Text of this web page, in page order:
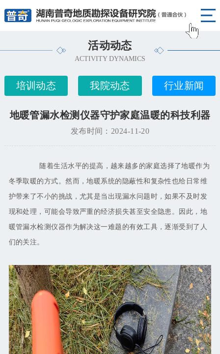
活动动态
ACTIVITY DYNAMICS
培训动态 我院动态 行业新闻
地暖管漏水检测仪器守护家庭温暖的科技利器
发布时间：2024-11-20
随着生活水平的提高，越来越多的家庭选择了地暖作为
冬季取暖的方式。然而，地暖系统的隐蔽性和复杂性也给日常维
护带来了不小的挑战，尤其是当出现漏水问题时，如果不及时发
现和处理，可能会导致严重的经济损失甚至安全隐患。因此，地
暖管漏水检测仪器作为解决这一难题的有效工具，逐渐受到了人
们的关注。